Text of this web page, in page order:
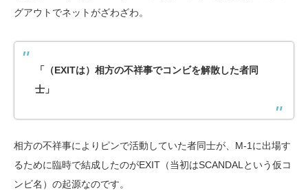
グアウトでネットがざわざわ。
「（EXITは）相方の不祥事でコンビを解散した者同
士」
相方の不祥事によりピンで活動していた者同士が、M-1に出場す
るために臨時で結成したのがEXIT（当初はSCANDALという仮コ
ンビ名）の起源なのです。